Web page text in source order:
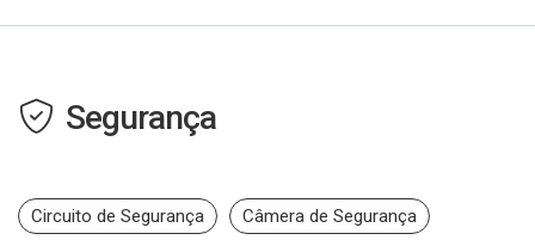
Segurança
Circuito de Segurança Câmera de Segurança